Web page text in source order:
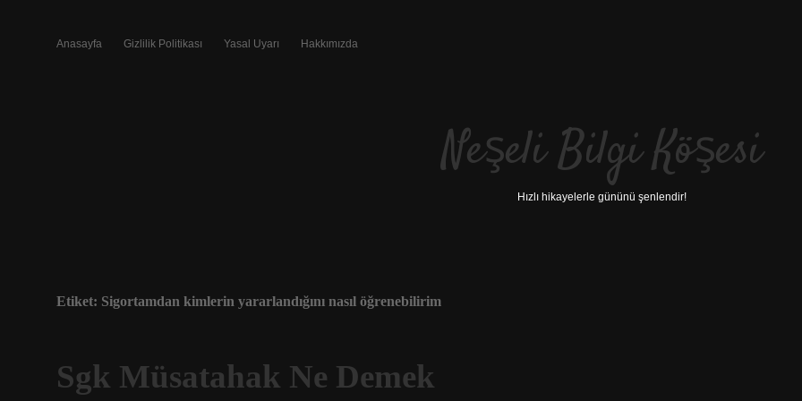
Anasayfa Gizlilik Politikası Yasal Uyarı Hakkımızda
Neşeli Bilgi Köşesi
Hızlı hikayelerle gününü şenlendir!
Etiket: Sigortamdan kimlerin yararlandığını nasıl öğrenebilirim
Sgk Müsatahak Ne Demek